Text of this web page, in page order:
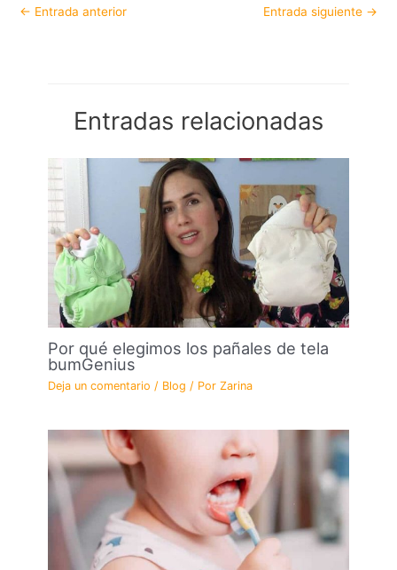
← Entrada anterior Entrada siguiente →
Entradas relacionadas
Por qué elegimos los pañales de tela
bumGenius
Deja un comentario / Blog / PorZarina